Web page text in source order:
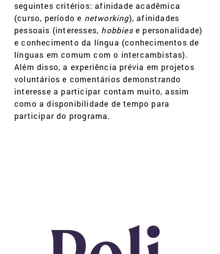
seguintes critérios: afinidade acadêmica
(curso, período e networking), afinidades
pessoais (interesses, hobbiese personalidade)
e conhecimento da língua (conhecimentos de
línguas em comum com o intercambistas).
Além disso, a experiência prévia em projetos
voluntários e comentários demonstrando
interesse a participar contam muito, assim
como a disponibilidade de tempo para
participar do programa.